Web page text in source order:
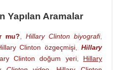
bu sayede bu koltuğu
eşi oldu. 2001-2009
New Yorkeyaletinin
yeni bir konuda bir ilk
Yapılan Aramalar
mu? Hillary Clinton biyografi,
Clinton özgeçmişi ,Hillary
Clinton doğum yeri, Hillary